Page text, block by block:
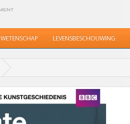
WETENSCHAP LEVENSBESCHOUWING